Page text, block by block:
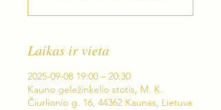
Laikas ir vieta
2025-09-08 19:00 – 20:30
Kauno geležinkelio stotis, M. K.
Čiurlionio g. 16, 44362 Kaunas, Lietuva